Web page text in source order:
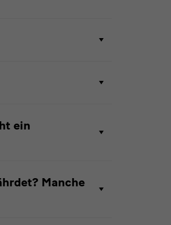
ein
Manche